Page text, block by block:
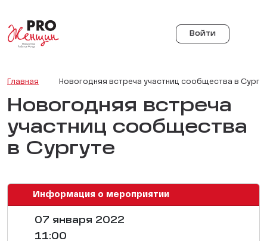
Войти
Главная Новогодняя встреча участниц сообщества в
Новогодняя встреча
участниц сообщества
в Сургуте
Информация о мероприятии
07 января 2022
11:00